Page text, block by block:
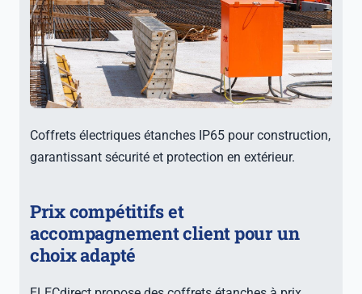
Coffrets électriques étanches IP65 pour construction,
garantissant sécurité et protection en extérieur.
Prix compétitifs et
accompagnement client pour un
choix adapté